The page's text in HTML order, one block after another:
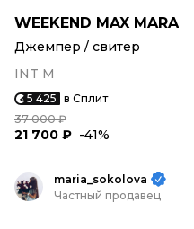
WEEKEND MAX MARA
Джемпер / свитер
INT M
5 425 в Сплит
37 000 ₽
21 700 ₽ -41%
maria_sokolova
Частный продавец